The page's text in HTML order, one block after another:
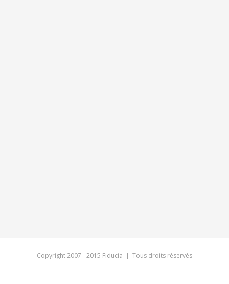
Copyright 2007 - 2015 Fiducia | Tous droits réservés